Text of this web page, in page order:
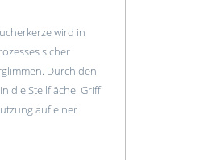
wird in
sicher
Durch den
die Stellfläche. Griff
auf einer